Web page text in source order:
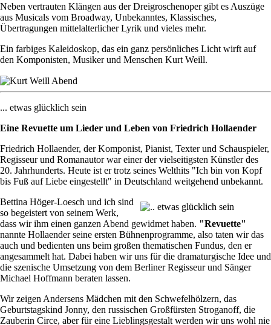
Neben vertrauten Klängen aus der Dreigroschenoper gibt es Auszüge
aus Musicals vom Broadway, Unbekanntes, Klassisches,
Übertragungen mittelalterlicher Lyrik und vieles mehr.
Ein farbiges Kaleidoskop, das ein ganz persönliches Licht wirft auf
den Komponisten, Musiker und Menschen Kurt Weill.
... etwas glücklich sein
Eine Revuette um Lieder und Leben von Friedrich Hollaender
Friedrich Hollaender, der Komponist, Pianist, Texter und Schauspieler,
Regisseur und Romanautor war einer der vielseitigsten Künstler des
20. Jahrhunderts. Heute ist er trotz seines Welthits "Ich bin von Kopf
bis Fuß auf Liebe eingestellt" in Deutschland weitgehend unbekannt.
Bettina Höger-Loesch und ich sind
so begeistert von seinem Werk,
dass wir ihm einen ganzen Abend gewidmet haben. "Revuette"
nannte Hollaender seine ersten Bühnenprogramme, also taten wir das
auch und bedienten uns beim großen thematischen Fundus, den er
angesammelt hat. Dabei haben wir uns für die dramaturgische Idee und
die szenische Umsetzung von dem Berliner Regisseur und Sänger
Michael Hoffmann beraten lassen.
Wir zeigen Andersens Mädchen mit den Schwefelhölzern, das
Geburtstagskind Jonny, den russischen Großfürsten Stroganoff, die
Zauberin Circe, aber für eine Lieblingsgestalt werden wir uns wohl nie